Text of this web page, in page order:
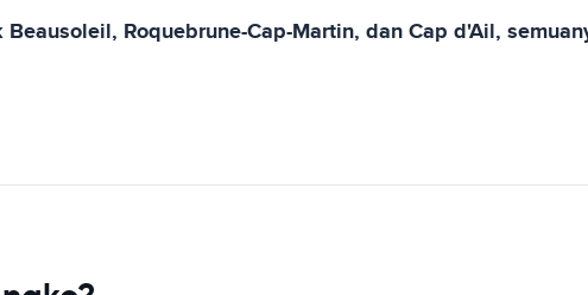
Roquebrune-Cap-Martin, dan Cap d'Ail,